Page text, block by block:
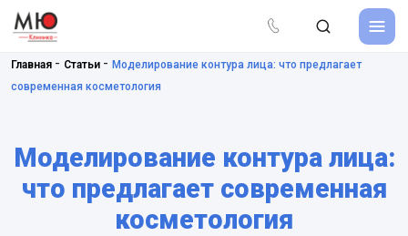
Главная - Статьи - Моделирование контура лица: что предлагает
современная косметология
Моделирование контура лица:
что предлагает современная
косметология